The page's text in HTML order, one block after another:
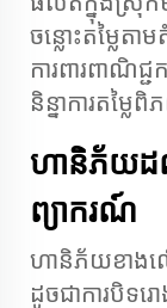
ចន្លោះ​តម្លៃ​តា
ការពារ​ពាណិជ្ជ
និន្នាការ​តម្ល
ហានិភ័យដល់
ព្យាករណ៍
ហានិភ័យខាងលើ
ដូចជាការបិទរោ